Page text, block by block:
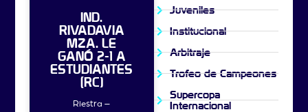
IND.
RIVADAVIA
MZA. LE
GANÓ 2-1 A
ESTUDIANTES
(RC)
Riestra –
Juveniles
Institucional
Arbitraje
Trofeo de Campeones
Supercopa
Internacional